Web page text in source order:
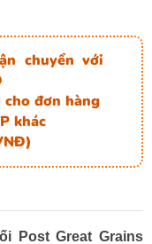
chuyển với
cho đơn hàng
khác
Post Great Grains